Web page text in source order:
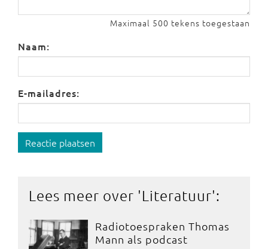
Maximaal 500 tekens toegestaan
Naam:
E-mailadres:
Reactie plaatsen
Lees meer over 'Literatuur':
Radiotoespraken Thomas
Mann als podcast